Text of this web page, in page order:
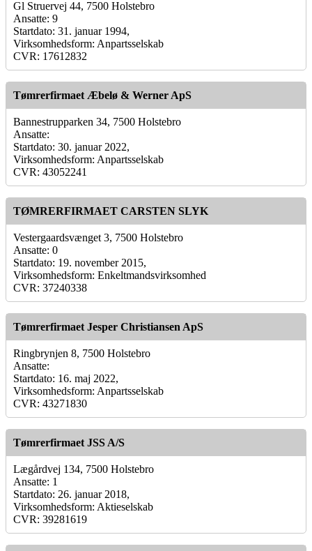
Gl Struervej 44, 7500 Holstebro
Ansatte: 9
Startdato: 31. januar 1994,
Virksomhedsform: Anpartsselskab
CVR: 17612832
Tømrerfirmaet Æbelø & Werner ApS
Bannestrupparken 34, 7500 Holstebro
Ansatte:
Startdato: 30. januar 2022,
Virksomhedsform: Anpartsselskab
CVR: 43052241
TØMRERFIRMAET CARSTEN SLYK
Vestergaardsvænget 3, 7500 Holstebro
Ansatte: 0
Startdato: 19. november 2015,
Virksomhedsform: Enkeltmandsvirksomhed
CVR: 37240338
Tømrerfirmaet Jesper Christiansen ApS
Ringbrynjen 8, 7500 Holstebro
Ansatte:
Startdato: 16. maj 2022,
Virksomhedsform: Anpartsselskab
CVR: 43271830
Tømrerfirmaet JSS A/S
Lægårdvej 134, 7500 Holstebro
Ansatte: 1
Startdato: 26. januar 2018,
Virksomhedsform: Aktieselskab
CVR: 39281619